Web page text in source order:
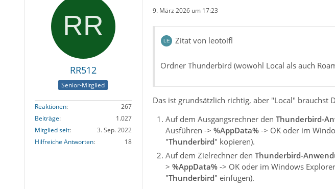
RR512
Senior-Mitglied
Reaktionen
267
Beiträge
1.027
Mitglied seit
3. Sep. 2022
Hilfreiche Antworten
18
9. März 2026 um 17:23
Zitat von leotoifl
Ordner Thunderbird (wowohl Local als auch
Das ist grundsätzlich richtig, aber "Local" brauchst
Auf dem Ausgangsrechner den Thunderbird-
Ausführen -> %AppData%-> OK oder im
"Thunderbird" kopieren).
Auf dem Zielrechner den Thunderbird-
> %AppData%-> OK oder im Windows
"Thunderbird" einfügen).